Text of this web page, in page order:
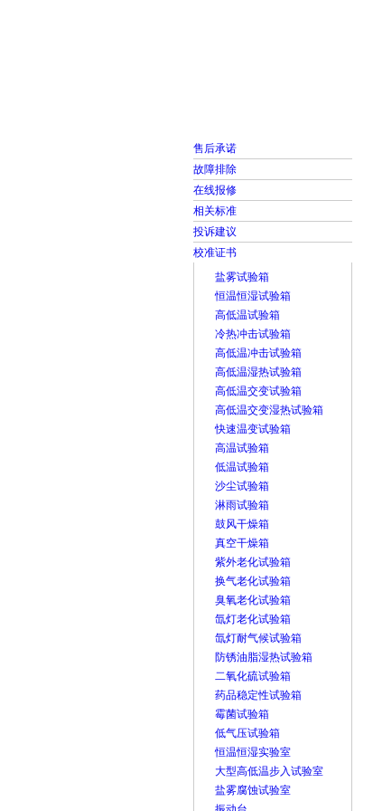
售后承诺
故障排除
在线报修
相关标准
投诉建议
校准证书
盐雾试验箱
恒温恒湿试验箱
高低温试验箱
冷热冲击试验箱
高低温冲击试验箱
高低温湿热试验箱
高低温交变试验箱
高低温交变湿热试验箱
快速温变试验箱
高温试验箱
低温试验箱
沙尘试验箱
淋雨试验箱
鼓风干燥箱
真空干燥箱
紫外老化试验箱
换气老化试验箱
臭氧老化试验箱
氙灯老化试验箱
氙灯耐气候试验箱
防锈油脂湿热试验箱
二氧化硫试验箱
药品稳定性试验箱
霉菌试验箱
低气压试验箱
恒温恒湿实验室
大型高低温步入试验室
盐雾腐蚀试验室